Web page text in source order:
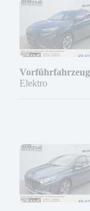
Vorführfahrzeug
Elektro